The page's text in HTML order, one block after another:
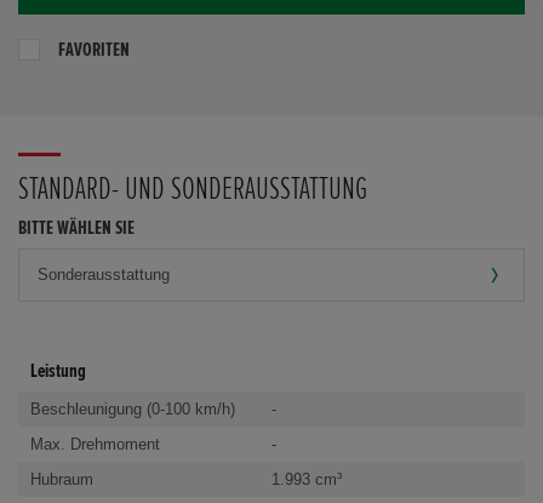
FAVORITEN
STANDARD- UND SONDERAUSSTATTUNG
BITTE WÄHLEN SIE
Leistung
Beschleunigung (0-100 km/h)
-
Max. Drehmoment
-
Hubraum
1.993 cm³